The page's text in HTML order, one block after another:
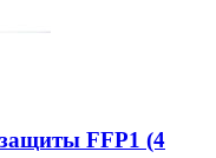
FFP1 (4